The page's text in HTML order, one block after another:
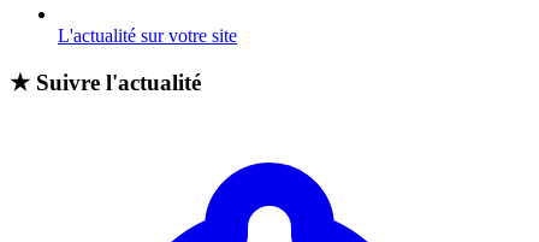
L'actualité sur votre site
★ Suivre l'actualité